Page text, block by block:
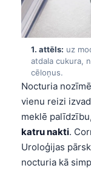
1. attēls: uz
atdala cukura,
cēloņus.
Nocturia
vienu reizi
meklē
katru nakti.
Uroloģijas
nocturia kā